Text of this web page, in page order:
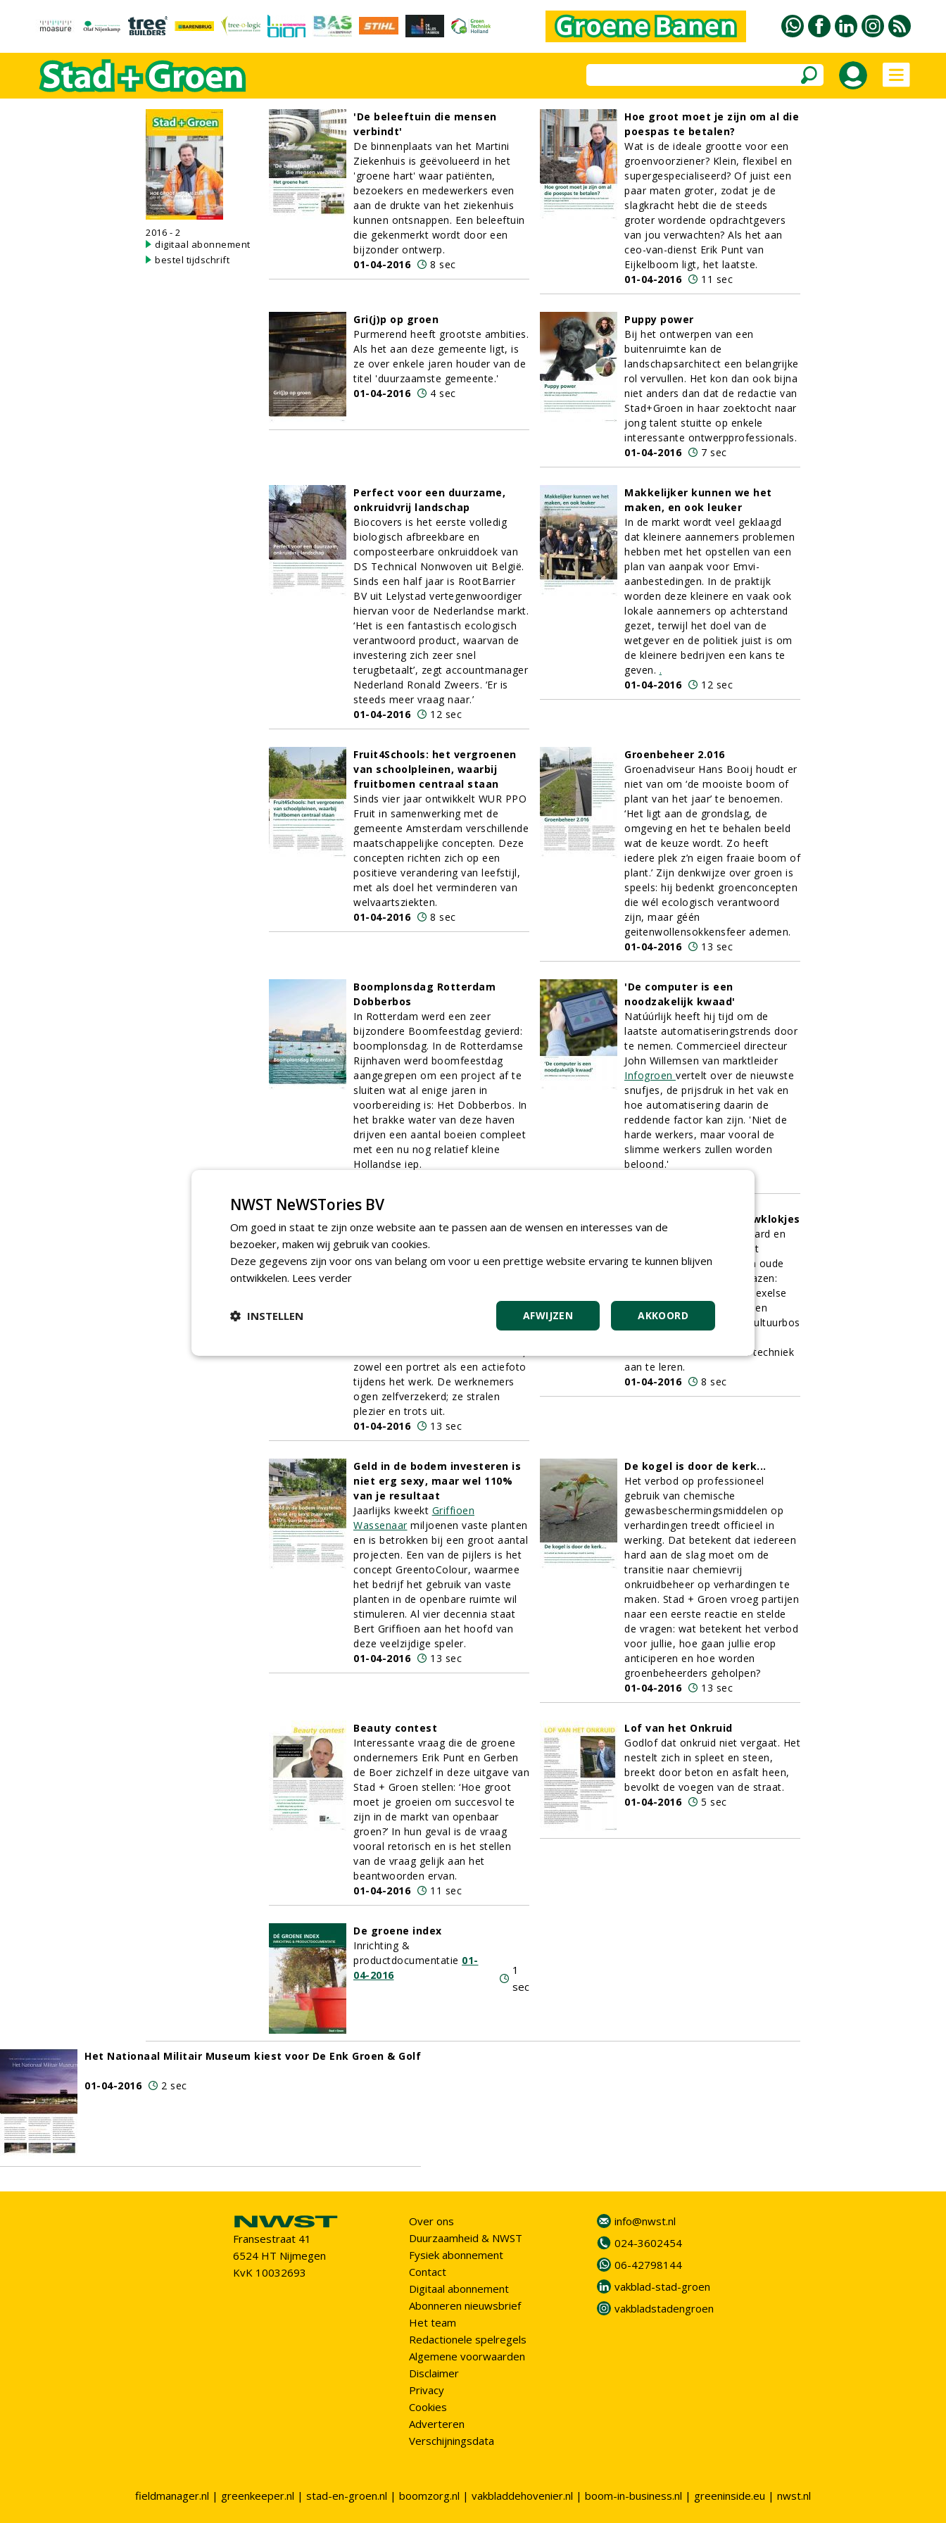
2016 - 2
digitaal abonnement
bestel tijdschrift
'De beleeftuin die mensen
verbindt'
De binnenplaats van het Martini
Ziekenhuis is geëvolueerd in het
'groene hart' waar patiënten,
bezoekers en medewerkers even
aan de drukte van het ziekenhuis
kunnen ontsnappen. Een beleeftuin
die gekenmerkt wordt door een
bijzonder ontwerp.
01-04-2016
8 sec
Hoe groot moet je zijn om al die
poespas te betalen?
Wat is de ideale grootte voor een
groenvoorziener? Klein, flexibel en
supergespecialiseerd? Of juist een
paar maten groter, zodat je de
slagkracht hebt die de steeds
groter wordende opdrachtgevers
van jou verwachten? Als het aan
ceo-van-dienst Erik Punt van
Eijkelboom ligt, het laatste.
01-04-2016
11 sec
Gri(j)p op groen
Purmerend heeft grootste ambities.
Als het aan deze gemeente ligt, is
ze over enkele jaren houder van de
titel 'duurzaamste gemeente.'
01-04-2016
4 sec
Puppy power
Bij het ontwerpen van een
buitenruimte kan de
landschapsarchitect een belangrijke
rol vervullen. Het kon dan ook bijna
niet anders dan dat de redactie van
Stad+Groen in haar zoektocht naar
jong talent stuitte op enkele
interessante ontwerpprofessionals.
01-04-2016
7 sec
Perfect voor een duurzame,
onkruidvrij landschap
Biocovers is het eerste volledig
biologisch afbreekbare en
composteerbare onkruiddoek van
DS Technical Nonwoven uit België.
Sinds een half jaar is RootBarrier
BV uit Lelystad vertegenwoordiger
hiervan voor de Nederlandse markt.
‘Het is een fantastisch ecologisch
verantwoord product, waarvan de
investering zich zeer snel
terugbetaalt’, zegt accountmanager
Nederland Ronald Zweers. ‘Er is
steeds meer vraag naar.’
01-04-2016
12 sec
Makkelijker kunnen we het
maken, en ook leuker
In de markt wordt veel geklaagd
dat kleinere aannemers problemen
hebben met het opstellen van een
plan van aanpak voor Emvi-
aanbestedingen. In de praktijk
worden deze kleinere en vaak ook
lokale aannemers op achterstand
gezet, terwijl het doel van de
wetgever en de politiek juist is om
de kleinere bedrijven een kans te
geven. .
01-04-2016
12 sec
Fruit4Schools: het vergroenen
van schoolpleinen, waarbij
fruitbomen centraal staan
Sinds vier jaar ontwikkelt WUR PPO
Fruit in samenwerking met de
gemeente Amsterdam verschillende
maatschappelijke concepten. Deze
concepten richten zich op een
positieve verandering van leefstijl,
met als doel het verminderen van
welvaartsziekten.
01-04-2016
8 sec
Groenbeheer 2.016
Groenadviseur Hans Booij houdt er
niet van om ‘de mooiste boom of
plant van het jaar’ te benoemen.
‘Het ligt aan de grondslag, de
omgeving en het te behalen beeld
wat de keuze wordt. Zo heeft
iedere plek z’n eigen fraaie boom of
plant.’ Zijn denkwijze over groen is
speels: hij bedenkt groenconcepten
die wél ecologisch verantwoord
zijn, maar géén
geitenwollensokkensfeer ademen.
01-04-2016
13 sec
Boomplonsdag Rotterdam
Dobberbos
In Rotterdam werd een zeer
bijzondere Boomfeestdag gevierd:
boomplonsdag. In de Rotterdamse
Rijnhaven werd boomfeestdag
aangegrepen om een project af te
sluiten wat al enige jaren in
voorbereiding is: Het Dobberbos. In
het brakke water van deze haven
drijven een aantal boeien compleet
met een nu nog relatief kleine
Hollandse iep.
'De computer is een
noodzakelijk kwaad'
Natúúrlijk heeft hij tijd om de
laatste automatiseringstrends door
te nemen. Commercieel directeur
John Willemsen van marktleider
Infogroen vertelt over de nieuwste
snufjes, de prijsdruk in het vak en
hoe automatisering daarin de
reddende factor kan zijn. 'Niet de
harde werkers, maar vooral de
slimme werkers zullen worden
beloond.'
jongens door het vuur ga, doen
zij dat ook voor mij'
Biggelaar Groen is een vreemde
groenvoorzieners soms kampen
zowel een portret als een actiefoto
tijdens het werk. De werknemers
ogen zelfverzekerd; ze stralen
plezier en trots uit.
01-04-2016
13 sec
Scheuren met de sneeuwklokjes
Op klassieke wijze, met paard en
wagen, werd onlangs in het
parkbos in Haarzuilens een oude
traditie nieuw leven ingeblazen:
sneeuwklokjes scheuren. Texelse
sneeuwklokjestelers kwamen
speciaal naar het nieuwe cultuurbos
Natuurmonumenten deze techniek
aan te leren.
01-04-2016
8 sec
Geld in de bodem investeren is
niet erg sexy, maar wel 110%
van je resultaat
Jaarlijks kweekt Griffioen
Wassenaarmiljoenen vaste planten
en is betrokken bij een groot aantal
projecten. Een van de pijlers is het
concept GreentoColour, waarmee
het bedrijf het gebruik van vaste
planten in de openbare ruimte wil
stimuleren. Al vier decennia staat
Bert Griffioen aan het hoofd van
deze veelzijdige speler.
01-04-2016
13 sec
De kogel is door de kerk...
Het verbod op professioneel
gebruik van chemische
gewasbeschermingsmiddelen op
verhardingen treedt officieel in
werking. Dat betekent dat iedereen
hard aan de slag moet om de
transitie naar chemievrij
onkruidbeheer op verhardingen te
maken. Stad + Groen vroeg partijen
naar een eerste reactie en stelde
de vragen: wat betekent het verbod
voor jullie, hoe gaan jullie erop
anticiperen en hoe worden
groenbeheerders geholpen?
01-04-2016
13 sec
Beauty contest
Interessante vraag die de groene
ondernemers Erik Punt en Gerben
de Boer zichzelf in deze uitgave van
Stad + Groen stellen: ‘Hoe groot
moet je groeien om succesvol te
zijn in de markt van openbaar
groen?’ In hun geval is de vraag
vooral retorisch en is het stellen
van de vraag gelijk aan het
beantwoorden ervan.
01-04-2016
11 sec
Lof van het Onkruid
Godlof dat onkruid niet vergaat. Het
nestelt zich in spleet en steen,
breekt door beton en asfalt heen,
bevolkt de voegen van de straat.
01-04-2016
5 sec
De groene index
Inrichting &
productdocumentatie 01-
04-2016
1
sec
Het Nationaal Militair Museum kiest voor De Enk Groen & Golf
01-04-2016 2 sec
Fransestraat 41
6524 HT Nijmegen
KvK 10032693
Over ons
Duurzaamheid & NWST
Fysiek abonnement
Contact
Digitaal abonnement
Abonneren nieuwsbrief
Het team
Redactionele spelregels
Algemene voorwaarden
Disclaimer
Privacy
Cookies
Adverteren
Verschijningsdata
info@nwst.nl
024-3602454
06-42798144
vakblad-stad-groen
vakbladstadengroen
fieldmanager.nl | greenkeeper.nl | stad-en-groen.nl | boomzorg.nl | vakbladdehovenier.nl | boom-in-business.nl | greeninside.eu | nwst.nl
NWST NeWSTories BV
Om goed in staat te zijn onze website aan te passen aan de wensen en interesses van de
bezoeker, maken wij gebruik van cookies.
Deze gegevens zijn voor ons van belang om voor u een prettige website ervaring te kunnen blijven
ontwikkelen. Lees verder
AKKOORD
AFWIJZEN
INSTELLEN